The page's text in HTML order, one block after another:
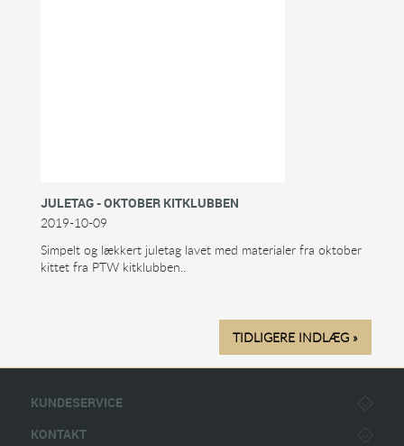
JULETAG - OKTOBER KITKLUBBEN
2019-10-09
Simpelt og lækkert juletag lavet med materialer fra oktober
kittet fra PTW kitklubben..
TIDLIGERE INDLÆG »
KUNDESERVICE
KONTAKT